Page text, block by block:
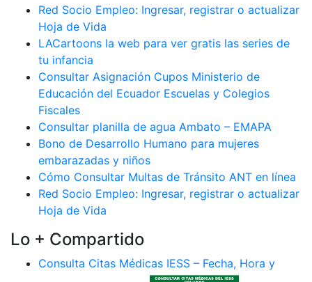
Red Socio Empleo: Ingresar, registrar o actualizar
Hoja de Vida
LACartoons la web para ver gratis las series de
tu infancia
Consultar Asignación Cupos Ministerio de
Educación del Ecuador Escuelas y Colegios
Fiscales
Consultar planilla de agua Ambato – EMAPA
Bono de Desarrollo Humano para mujeres
embarazadas y niños
Cómo Consultar Multas de Tránsito ANT en línea
Red Socio Empleo: Ingresar, registrar o actualizar
Hoja de Vida
Lo + Compartido
Consulta Citas Médicas IESS – Fecha, Hora y